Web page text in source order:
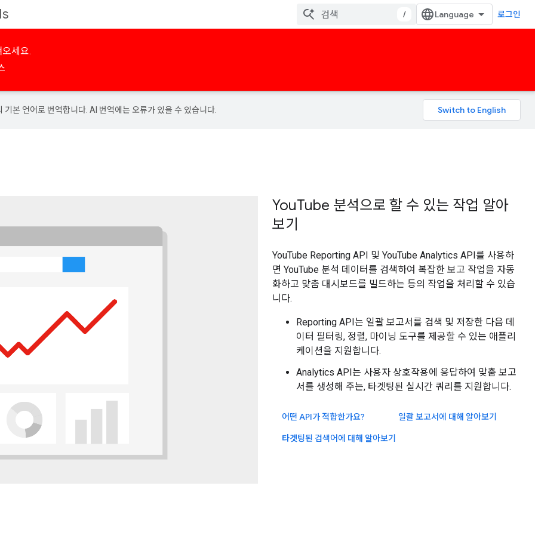
/ 로그인
세요.
기본 언어로 번역합니다. AI 번역에는 오류가 있을 수 있습니다.
YouTube 분석으로 할 수 있는 작업 알아
보기
YouTube Reporting API 및 YouTube Analytics API를 사용하
면 YouTube 분석 데이터를 검색하여 복잡한 보고 작업을 자동
화하고 맞춤 대시보드를 빌드하는 등의 작업을 처리할 수 있습
니다.
Reporting API는 일괄 보고서를 검색 및 저장한 다음 데
이터 필터링, 정렬, 마이닝 도구를 제공할 수 있는 애플리
케이션을 지원합니다.
Analytics API는 사용자 상호작용에 응답하여 맞춤 보고
서를 생성해 주는, 타겟팅된 실시간 쿼리를 지원합니다.
어떤 API가 적합한가요?
일괄 보고서에 대해 알아보기
타겟팅된 검색어에 대해 알아보기